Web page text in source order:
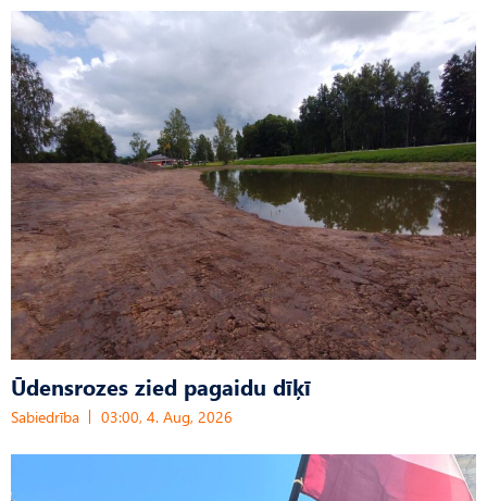
Ūdensrozes zied pagaidu dīķī
Sabiedrība 03:00, 4. Aug, 2026